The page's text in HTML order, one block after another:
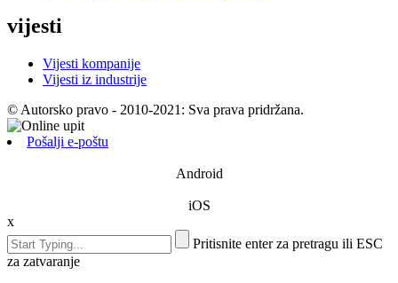
vijesti
Vijesti kompanije
Vijesti iz industrije
© Autorsko pravo - 2010-2021: Sva prava pridržana.
Pošalji e-poštu
Android
iOS
x
Pritisnite enter za pretragu ili ESC
za zatvaranje